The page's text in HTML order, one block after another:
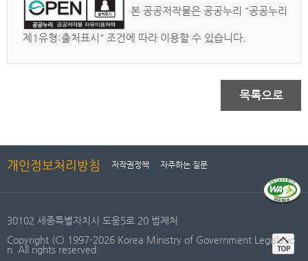
본 공공저작물은 공공누리 "공공누리
제1유형:출처표시" 조건에 따라 이용할 수 있습니다.
목록으로
개인정보처리방침 저작권정책 자주하는 질문
30102 세종특별자치시 도움5로 20 법제처
Copyright (C) 1997-2026 Korea Ministry of Government Legislatio
n. All rights reserved.